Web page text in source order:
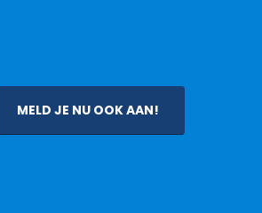
MELD JE NU OOK AAN!